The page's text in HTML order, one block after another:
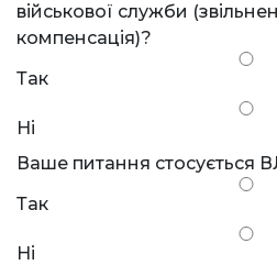
військової служби
компенсація)?
Так
Ні
Ваше питання стосується
Так
Ні